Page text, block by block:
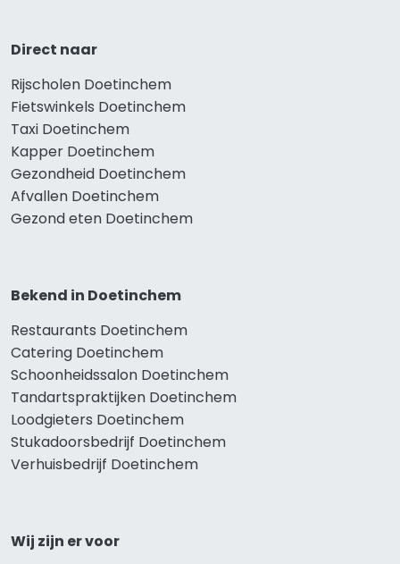
Direct naar
Rijscholen Doetinchem
Fietswinkels Doetinchem
Taxi Doetinchem
Kapper Doetinchem
Gezondheid Doetinchem
Afvallen Doetinchem
Gezond eten Doetinchem
Bekend in Doetinchem
Restaurants Doetinchem
Catering Doetinchem
Schoonheidssalon Doetinchem
Tandartspraktijken Doetinchem
Loodgieters Doetinchem
Stukadoorsbedrijf Doetinchem
Verhuisbedrijf Doetinchem
Wij zijn er voor